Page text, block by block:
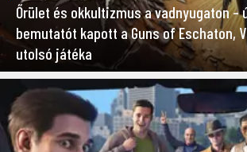
Őrület és okkultizmus a vadnyugaton –
bemutatót kapott a Guns of Eschaton,
utolsó játéka